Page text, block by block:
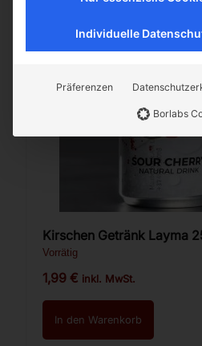
Vorrätig
1,99€ inkl. MwSt.
In den Warenkorb
Individuelle
Präferenzen
Borlabs